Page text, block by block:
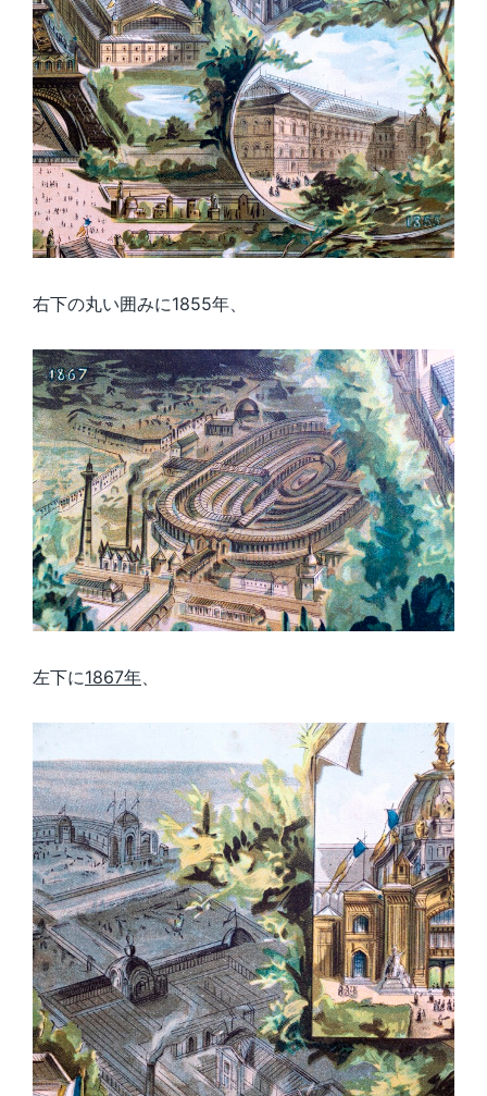
右下の丸い囲みに1855年、
左下に1867年、